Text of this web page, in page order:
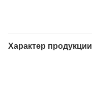
Характер продукции